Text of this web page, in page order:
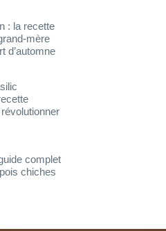
: la recette
mère
d’automne
complet
chiches